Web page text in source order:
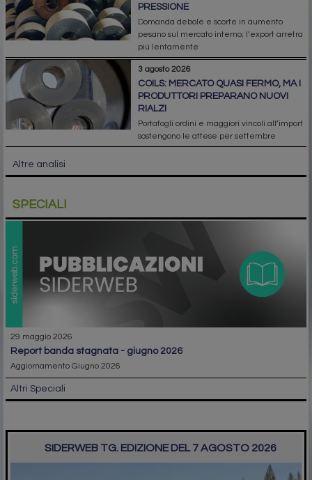
PRESSIONE
Domanda debole e scorte in aumento
pesano sul mercato interno; l’export arretra
più lentamente
3 agosto 2026
COILS: MERCATO QUASI FERMO, MA I
PRODUTTORI PREPARANO NUOVI
RIALZI
Portafogli ordini e maggiori vincoli all’import
sostengono le attese per settembre
Altre analisi
SPECIALI
29 maggio 2026
report banda stagnata - giugno 2026
Aggiornamento Giugno 2026
Altri Speciali
SIDERWEB TG. EDIZIONE DEL 7 AGOSTO 2026